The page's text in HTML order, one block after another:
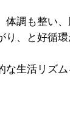
体調も整い
り、と好循環
な生活リズ